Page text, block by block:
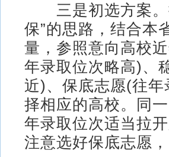
三是初选方案。
保”的思路，结合本
量，参照意向高校
年录取位次略高)、
近)、保底志愿(往
择相应的高校。同
年录取位次适当拉
注意选好保底志愿